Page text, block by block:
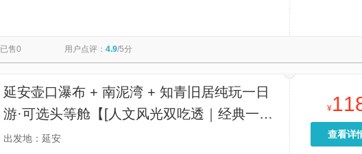
已售0 用户点评： 4.9/5分
延安壶口瀑布 + 南泥湾 + 知青旧居纯玩一日
游·可选头等舱【[人文风光双吃透｜经典一站
式环线] 一次性打卡壶口瀑布+南泥湾+黄土高
出发地：延安
¥
查看详